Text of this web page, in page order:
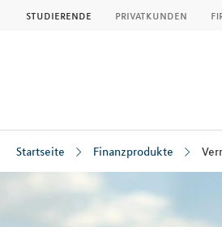
studierende privatkunden
Startseite Finanzprodukte